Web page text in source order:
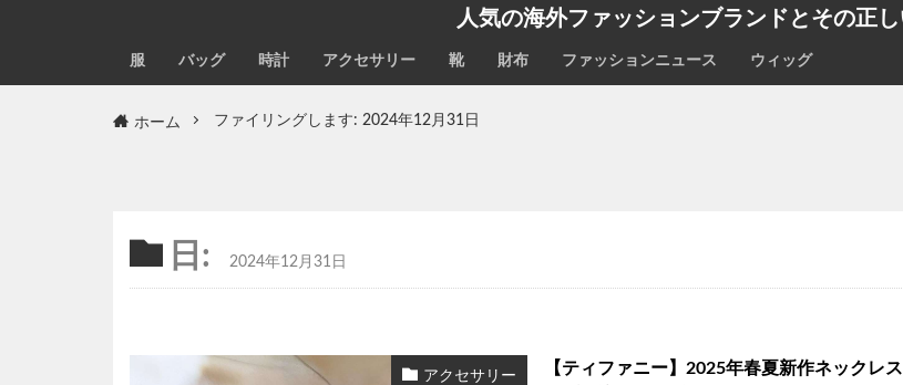
人気の海外ファッションブランドとその正
服 バッグ 時計 アクセサリー 靴 財布 ファッションニュース ウィッグ
ホーム ファイリングします: 2024年12月31日
日: 2024年12月31日
アクセサリー
【ティファニー】2025年春夏新作ネックレ